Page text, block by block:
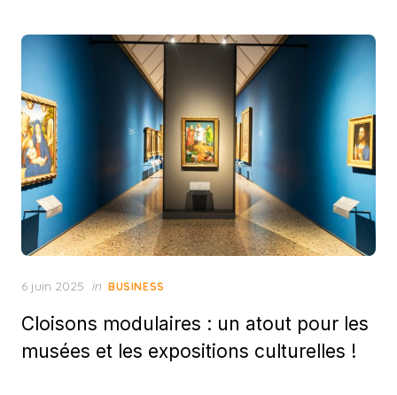
Posted
6 juin 2025 in BUSINESS
Cloisons modulaires : un atout pour les
musées et les expositions culturelles !